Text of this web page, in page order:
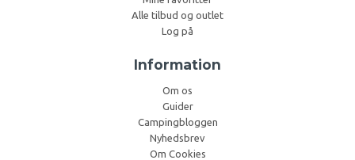
Alle tilbud og outlet
Log på
Information
Om os
Guider
Campingbloggen
Nyhedsbrev
Om Cookies